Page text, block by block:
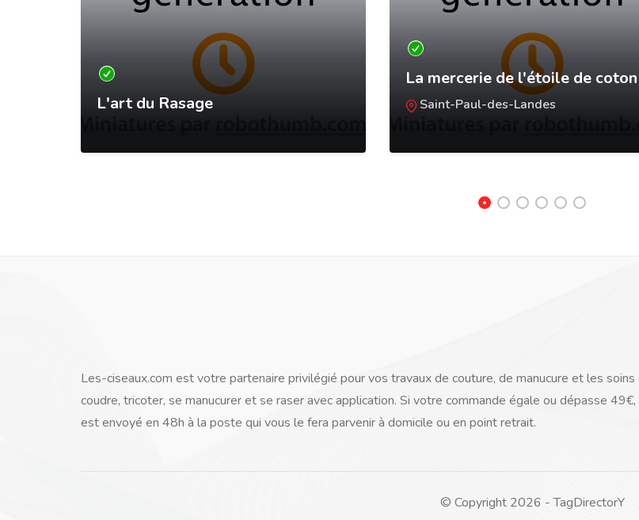
L'art du Rasage
La mercerie de l'étoile de coton
Saint-Paul-des-Landes
Les-ciseaux.com est votre partenaire privilégié pour vos travaux de couture, de manucure et les
coudre, tricoter, se manucurer et se raser avec application. Si votre commande égale ou dépasse
est envoyé en 48h à la poste qui vous le fera parvenir à domicile ou en point retrait.
© Copyright 2026 - TagDirectorY